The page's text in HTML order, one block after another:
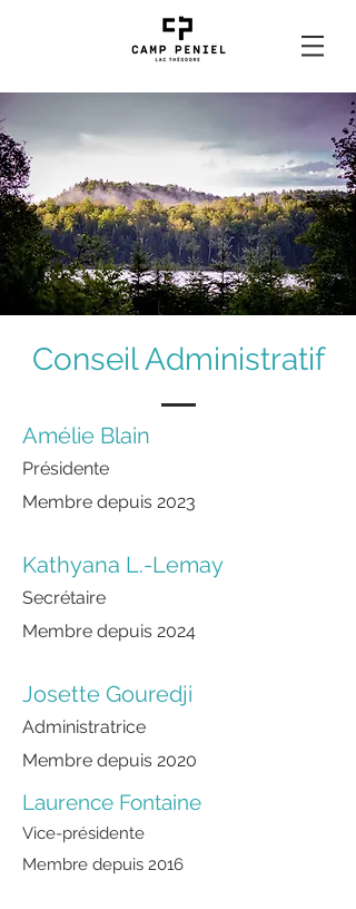
Conseil Administratif
Amélie Blain
Présidente
Membre depuis 2023
Kathyana L.-Lemay
Secrétaire
Membre depuis 2024
Josette Gouredji
Administratrice
Membre depuis 2020
Laurence Fontaine
Vice-présidente
Membre depuis 2016